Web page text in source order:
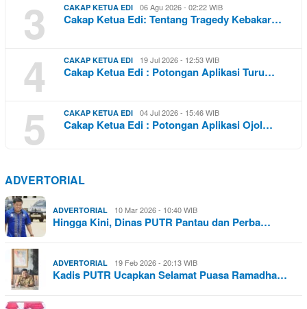
3 CAKAP KETUA EDI 06 Agu 2026 - 02:22 WIB
Cakap Ketua Edi: Tentang Tragedy Kebakar…
4 CAKAP KETUA EDI 19 Jul 2026 - 12:53 WIB
Cakap Ketua Edi : Potongan Aplikasi Turu…
5 CAKAP KETUA EDI 04 Jul 2026 - 15:46 WIB
Cakap Ketua Edi : Potongan Aplikasi Ojol…
ADVERTORIAL
ADVERTORIAL 10 Mar 2026 - 10:40 WIB
Hingga Kini, Dinas PUTR Pantau dan Perba…
ADVERTORIAL 19 Feb 2026 - 20:13 WIB
Kadis PUTR Ucapkan Selamat Puasa Ramadha…